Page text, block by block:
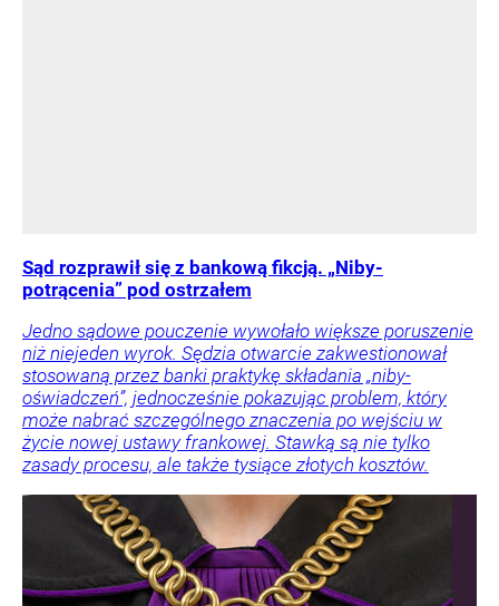
Sąd rozprawił się z bankową fikcją. „Niby-
potrącenia” pod ostrzałem
Jedno sądowe pouczenie wywołało większe poruszenie
niż niejeden wyrok. Sędzia otwarcie zakwestionował
stosowaną przez banki praktykę składania „niby-
oświadczeń”, jednocześnie pokazując problem, który
może nabrać szczególnego znaczenia po wejściu w
życie nowej ustawy frankowej. Stawką są nie tylko
zasady procesu, ale także tysiące złotych kosztów.